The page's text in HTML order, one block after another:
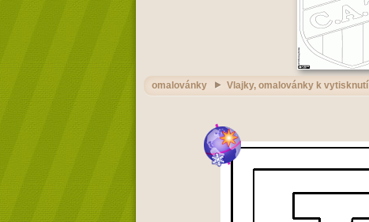
omalovánky Vlajky, omalovánky k vytisknutí